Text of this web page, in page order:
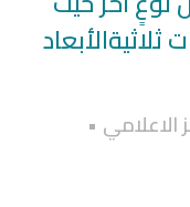
الاعلامي •